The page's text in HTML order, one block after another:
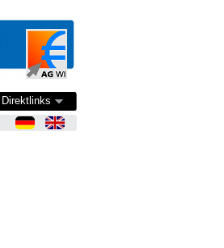
Direktlinks